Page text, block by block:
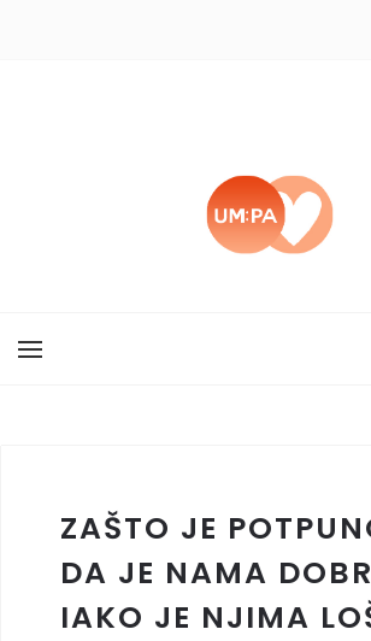
ZAŠTO JE
DA JE NAMA
IAKO JE NJIMA